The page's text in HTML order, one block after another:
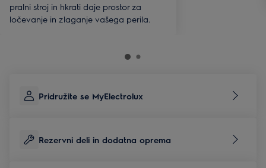
pralni stroj in hkrati daje prostor za
ločevanje in zlaganje vašega perila.
Pridružite se MyElectrolux
Rezervni deli in dodatna oprema